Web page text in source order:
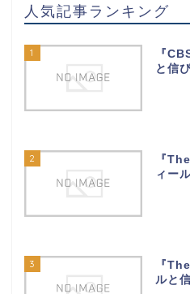
人気記事ランキング
1
『
と信
2
『
ィー
3
『
ルと